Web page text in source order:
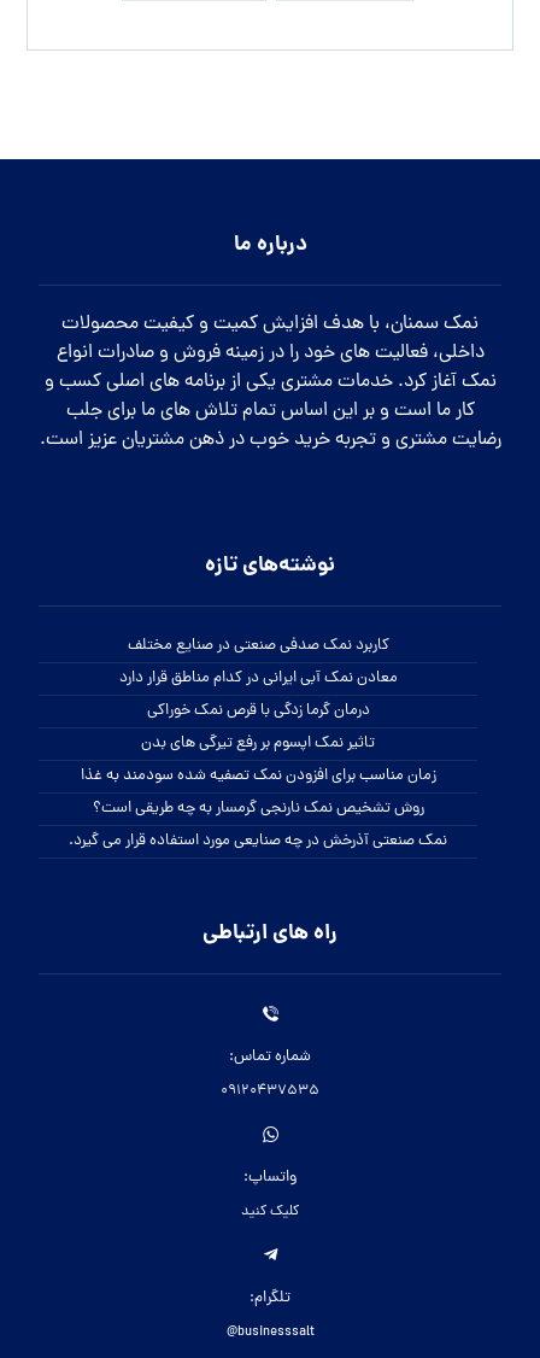
درباره ما
نمک سمنان، با هدف افزایش کمیت و کیفیت محصولات
داخلی، فعالیت های خود را در زمینه فروش و صادرات انواع
نمک آغاز کرد. خدمات مشتری یکی از برنامه های اصلی کسب و
کار ما است و بر این اساس تمام تلاش های ما برای جلب
رضایت مشتری و تجربه خرید خوب در ذهن مشتریان عزیز است.
نوشته‌های تازه
کاربرد نمک صدفی صنعتی در صنایع مختلف
معادن نمک آبی ایرانی در کدام مناطق قرار دارد
درمان گرما زدگی با قرص نمک خوراکی
تاثیر نمک اپسوم بر رفع تیرگی های بدن
زمان مناسب برای افزودن نمک تصفیه شده سودمند به غذا
روش تشخیص نمک نارنجی گرمسار به چه طریقی است؟
نمک صنعتی آذرخش در چه صنایعی مورد استفاده قرار می گیرد.
راه های ارتباطی
شماره تماس:
09120437535
واتساپ:
کلیک کنید
تلگرام:
businesssalt@